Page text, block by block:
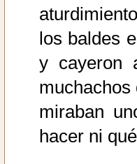
los baldes
y cayeron
muchachos
miraban
hacer ni